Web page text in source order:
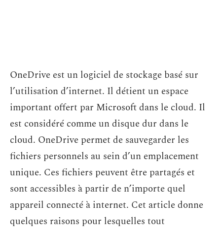
OneDrive est un logiciel de stockage basé sur
l’utilisation d’internet. Il détient un espace
important offert par Microsoft dans le cloud. Il
est considéré comme un disque dur dans le
cloud. OneDrive permet de sauvegarder les
fichiers personnels au sein d’un emplacement
unique. Ces fichiers peuvent être partagés et
sont accessibles à partir de n’importe quel
appareil connecté à internet. Cet article donne
quelques raisons pour lesquelles tout